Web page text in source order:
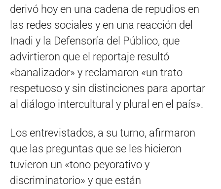
derivó hoy en una cadena de repudios en
las redes sociales y en una reacción del
Inadi y la Defensoría del Público, que
advirtieron que el reportaje resultó
«banalizador» y reclamaron «un trato
respetuoso y sin distinciones para aportar
al diálogo intercultural y plural en el país».
Los entrevistados, a su turno, afirmaron
que las preguntas que se les hicieron
tuvieron un «tono peyorativo y
discriminatorio» y que están